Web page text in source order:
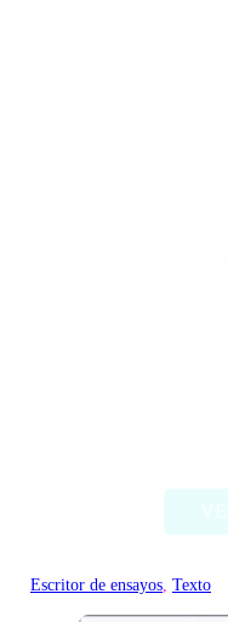
Escritor de ensayos, Texto